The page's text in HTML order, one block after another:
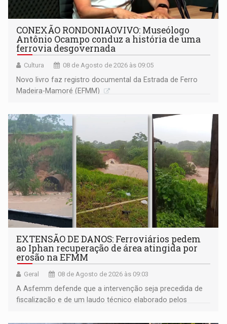
CONEXÃO RONDONIAOVIVO: Museólogo
Antônio Ocampo conduz a história de uma
ferrovia desgovernada
Cultura 08 de Agosto de 2026 às 09:05
Novo livro faz registro documental da Estrada de Ferro
Madeira-Mamoré (EFMM)
EXTENSÃO DE DANOS: Ferroviários pedem
ao Iphan recuperação de área atingida por
erosão na EFMM
Geral 08 de Agosto de 2026 às 09:03
A Asfemm defende que a intervenção seja precedida de
fiscalização e de um laudo técnico elaborado pelos